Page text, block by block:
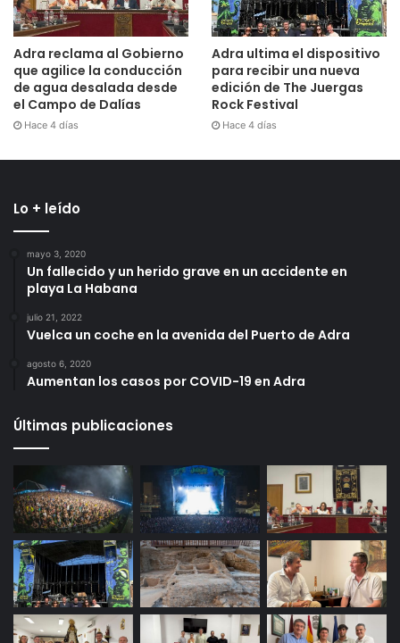
Adra reclama al Gobierno
que agilice la conducción
de agua desalada desde
el Campo de Dalías
Hace 4 días
Adra ultima el dispositivo
para recibir una nueva
edición de The Juergas
Rock Festival
Hace 4 días
Lo + leído
mayo 3, 2020
Un fallecido y un herido grave en un accidente en
playa La Habana
julio 21, 2022
Vuelca un coche en la avenida del Puerto de Adra
agosto 6, 2020
Aumentan los casos por COVID-19 en Adra
Últimas publicaciones